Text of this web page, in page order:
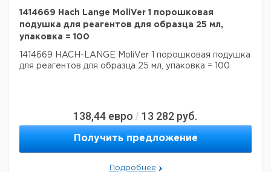
1414669 Hach Lange MoliVer 1 порошковая
подушка для реагентов для образца 25 мл,
упаковка = 100
1414669 HACH-LANGE MoliVer 1 порошковая подушка
для реагентов для образца 25 мл, упаковка = 100
138,44 евро / 13 282 руб.
Получить предложение
Подробнее